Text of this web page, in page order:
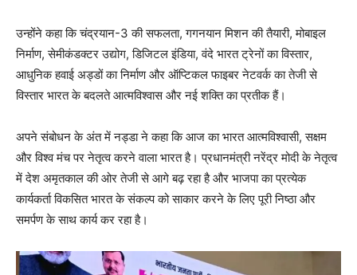
About
Contact us
Subscription Plans
उन्होंने कहा कि चंद्रयान-3 की सफलता, गगनयान मिशन की तैयारी, मोबाइल
निर्माण, सेमीकंडक्टर उद्योग, डिजिटल इंडिया, वंदे भारत ट्रेनों का विस्तार,
आधुनिक हवाई अड्डों का निर्माण और ऑप्टिकल फाइबर नेटवर्क का तेजी से
विस्तार भारत के बदलते आत्मविश्वास और नई शक्ति का प्रतीक हैं।
अपने संबोधन के अंत में नड्डा ने कहा कि आज का भारत आत्मविश्वासी, सक्षम
और विश्व मंच पर नेतृत्व करने वाला भारत है। प्रधानमंत्री नरेंद्र मोदी के नेतृत्व
में देश अमृतकाल की ओर तेजी से आगे बढ़ रहा है और भाजपा का प्रत्येक
कार्यकर्ता विकसित भारत के संकल्प को साकार करने के लिए पूरी निष्ठा और
समर्पण के साथ कार्य कर रहा है।